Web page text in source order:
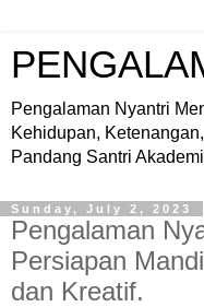
Pengalaman Nyantri
Kehidupan,
Pandang Santri
Sunday, July 2, 2023
Pengalaman
Persiapan
dan Kreatif.